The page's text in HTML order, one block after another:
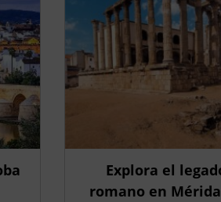
Explora el
romano en